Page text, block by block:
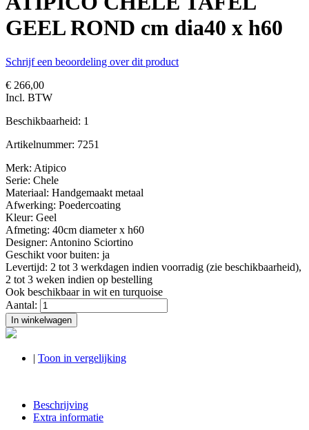
GEEL ROND cm dia40 x h60
Schrijf een beoordeling over dit product
€ 266,00
Incl. BTW
Beschikbaarheid: 1
Artikelnummer: 7251
Merk: Atipico
Serie: Chele
Materiaal: Handgemaakt metaal
Afwerking: Poedercoating
Kleur: Geel
Afmeting: 40cm diameter x h60
Designer: Antonino Sciortino
Geschikt voor buiten: ja
Levertijd: 2 tot 3 werkdagen indien voorradig (zie beschikbaarheid),
2 tot 3 weken indien op bestelling
Ook beschikbaar in wit en turquoise
Aantal:
In winkelwagen
| Toon in vergelijking
Beschrijving
Extra informatie